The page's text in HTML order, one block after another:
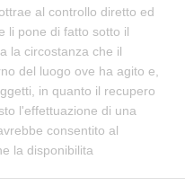
al controllo diretto ed
li pone di fatto sotto il
la circostanza che il
del luogo ove ha agito e,
in quanto il recupero
l'effettuazione di una
consentito al
la disponibilita